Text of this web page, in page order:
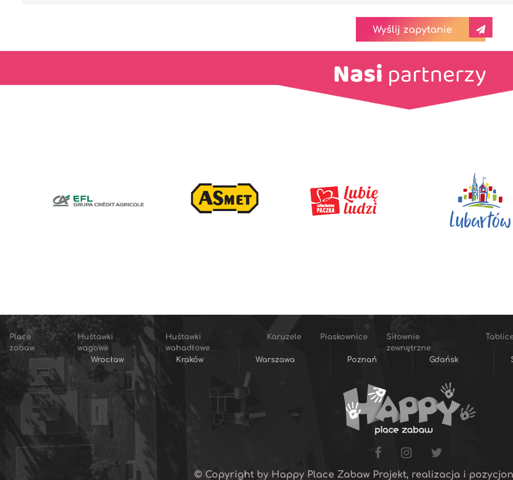
Wyślij zapytanie
Nasipartnerzy
Place
zabaw
Huśtawki
wagowe
Huśtawki
wahadłowe
Karuzele Piaskownice
Siłownie
zewnętrzne
Wrocław
Kraków Warszawa Poznań Gdańsk
© Copyright by Happy Place Zabaw Projekt, realizacja i